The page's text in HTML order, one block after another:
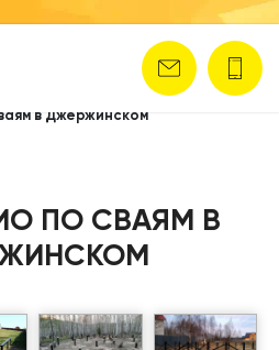
в Джержинском
ПО СВАЯМ В